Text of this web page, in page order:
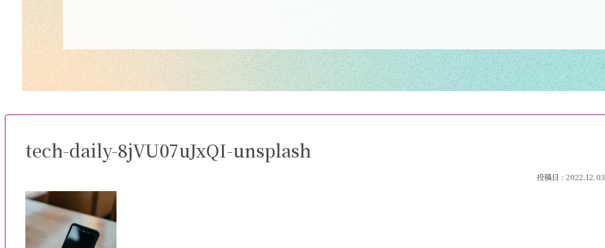
tech-daily-8jVU07uJxQI-unsplash
2022.12.03